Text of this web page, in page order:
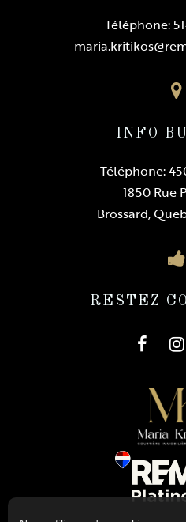
Téléphone:
INFO
Téléphone:
1850 Rue
Brossard,
RESTEZ